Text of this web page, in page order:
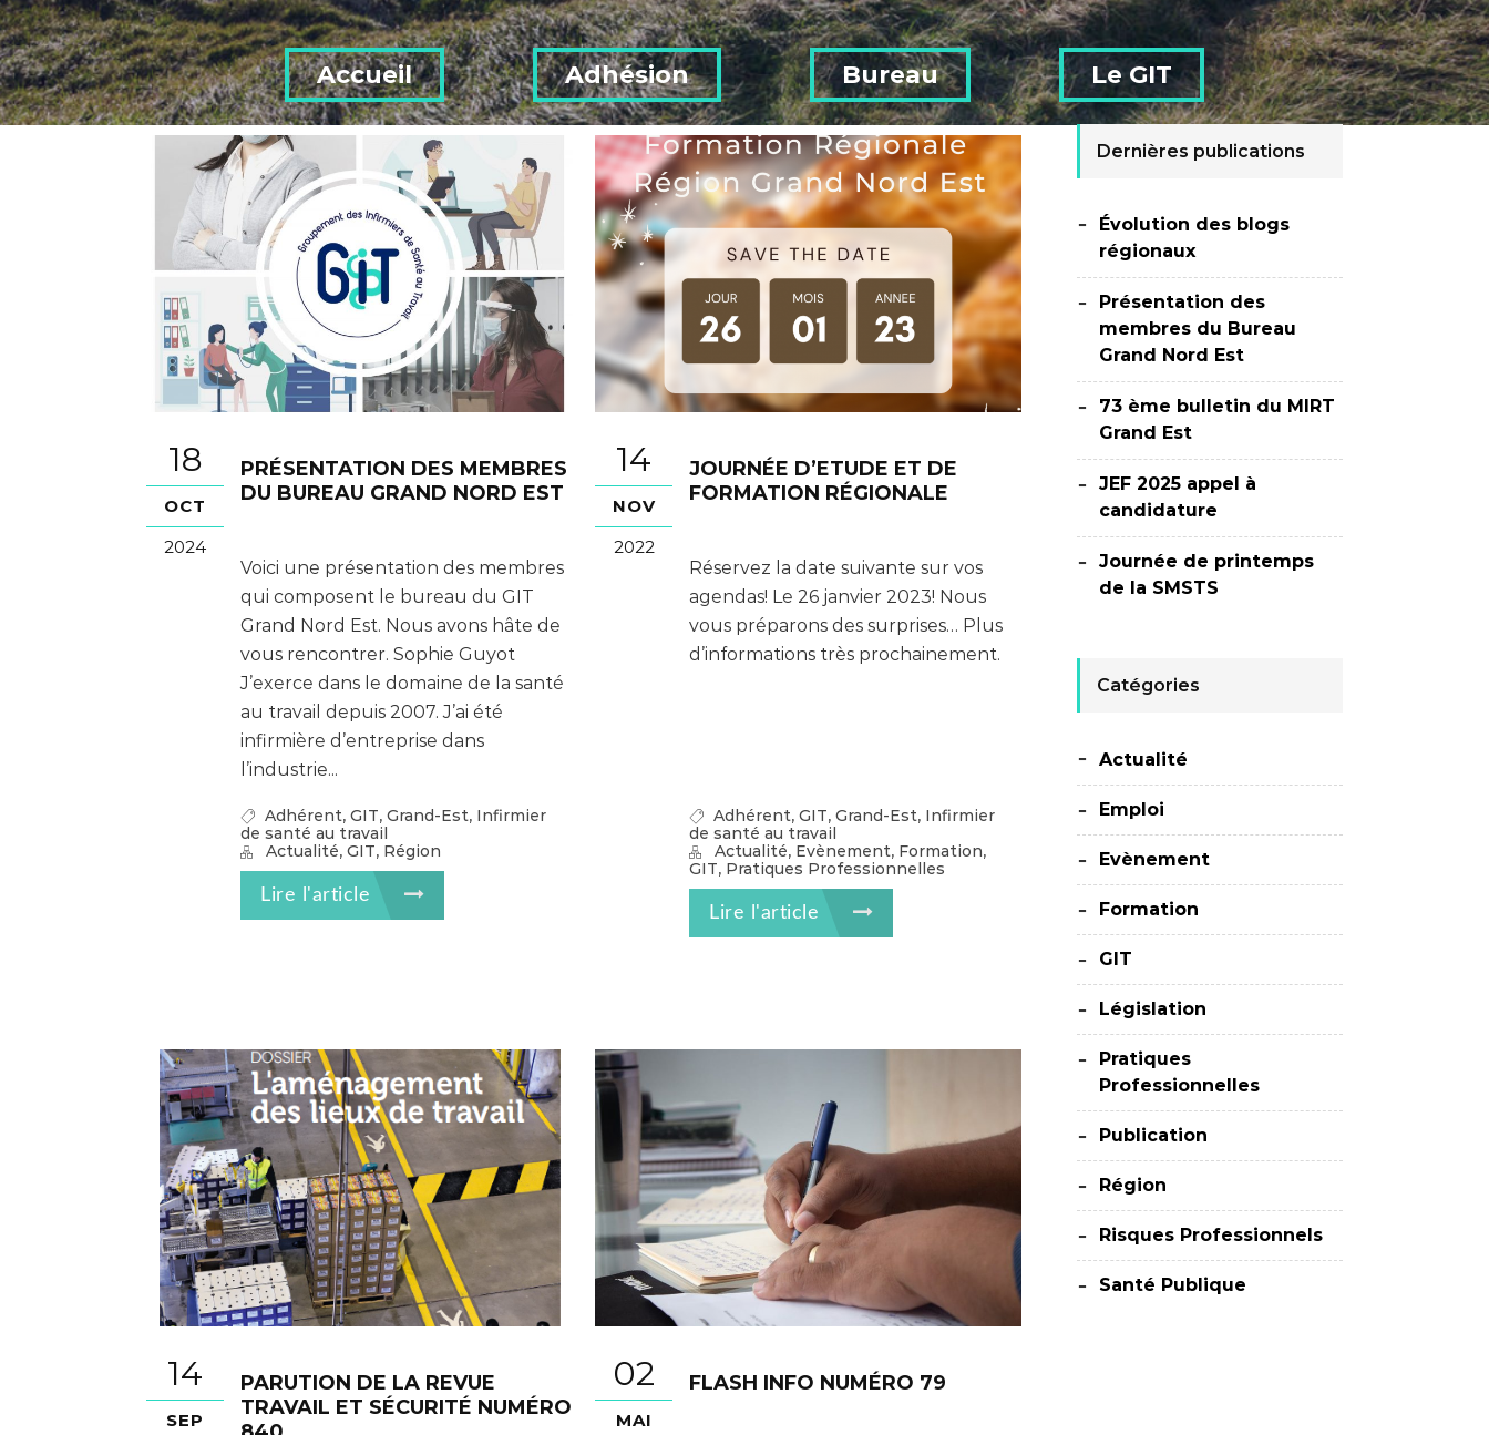
Accueil Adhésion Bureau Le GIT
18
OCT
2024
PRÉSENTATION DES MEMBRES
DU BUREAU GRAND NORD EST
Voici une présentation des membres
qui composent le bureau du GIT
Grand Nord Est. Nous avons hâte de
vous rencontrer. Sophie Guyot
J’exerce dans le domaine de la santé
au travail depuis 2007. J’ai été
infirmière d’entreprise dans
l’industrie...
Adhérent, GIT, Grand-Est, Infirmier
de santé au travail
Actualité, GIT, Région
Lire l'article
14
NOV
2022
JOURNÉE D’ETUDE ET DE
FORMATION RÉGIONALE
Réservez la date suivante sur vos
agendas! Le 26 janvier 2023! Nous
vous préparons des surprises… Plus
d’informations très prochainement.
Adhérent, GIT, Grand-Est, Infirmier
de santé au travail
Actualité, Evènement, Formation,
GIT, Pratiques Professionnelles
Lire l'article
14
SEP
PARUTION DE LA REVUE
TRAVAIL ET SÉCURITÉ NUMÉRO
02
MAI
FLASH INFO NUMÉRO 79
Dernières publications
Évolution des blogs
régionaux
Présentation des
membres du Bureau
Grand Nord Est
73 ème bulletin du MIRT
Grand Est
JEF 2025 appel à
candidature
Journée de printemps
de la SMSTS
Catégories
Actualité
Emploi
Evènement
Formation
GIT
Législation
Pratiques
Professionnelles
Publication
Région
Risques Professionnels
Santé Publique